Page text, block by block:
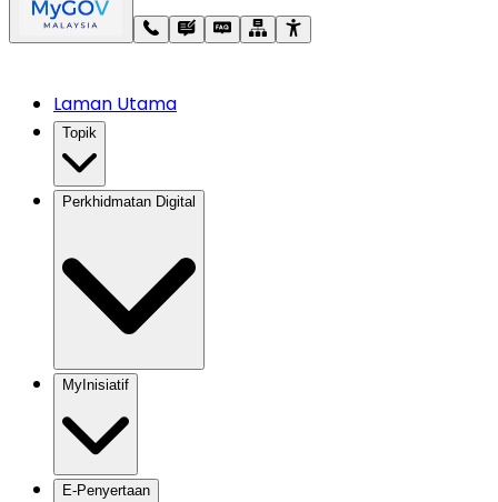
Laman Utama
Topik
Perkhidmatan Digital
MyInisiatif
E-Penyertaan